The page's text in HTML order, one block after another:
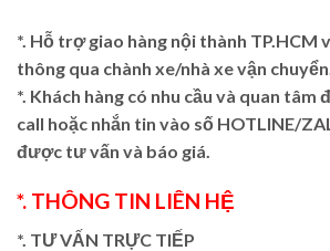
*. Hỗ trợ giao hàng nội thành TP.HCM
thông qua chành xe/nhà xe vận
*. Khách hàng có nhu cầu và quan tâm
call hoặc nhắn tin vào số HOTLINE/
được tư vấn và báo giá.
*. THÔNG TIN LIÊN HỆ
*. TƯ VẤN TRỰC TIẾP